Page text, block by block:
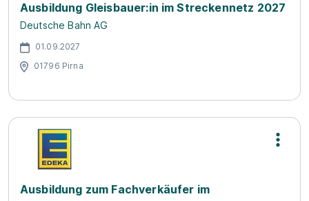
Ausbildung Gleisbauer:in im Streckennetz 2027
Deutsche Bahn AG
01.09.2027
01796 Pirna
Ausbildung zum Fachverkäufer im